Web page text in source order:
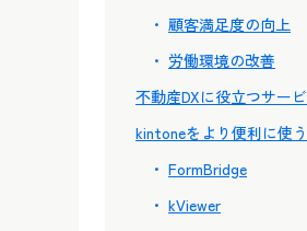
顧客満足度の向上
労働環境の改善
不動産DXに役立つサー
kintoneをより便利に使
FormBridge
kViewer